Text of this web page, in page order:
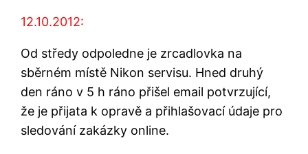
12.10.2012:
Od středy odpoledne je zrcadlovka na
sběrném místě Nikon servisu. Hned druhý
den ráno v 5 h ráno přišel email potvrzující,
že je přijata k opravě a přihlašovací údaje pro
sledování zakázky online.